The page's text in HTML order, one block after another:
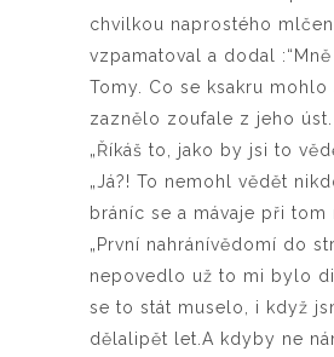
chvilkou naprostého
vzpamatoval a dodal
Tomy. Co se ksakru mohlo
zaznělo zoufale z jeho úst.
„Říkáš to, jako by jsi to
„Já?! To nemohl vědět
bráníc se a mávaje při tom
„První nahránívědomí do
nepovedlo už to mi bylo
se to stát muselo, i když
dělalipět let.A kdyby ne